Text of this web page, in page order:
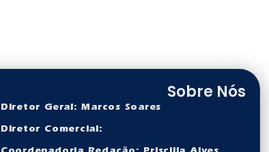
Sobre Nós
Diretor Geral: Marcos Soares
Diretor Comercial: